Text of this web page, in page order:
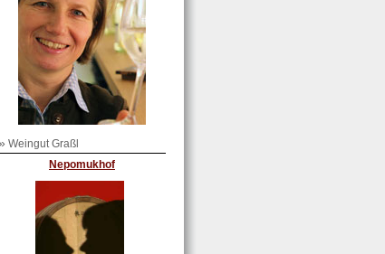
Weingut Graßl
Nepomukhof